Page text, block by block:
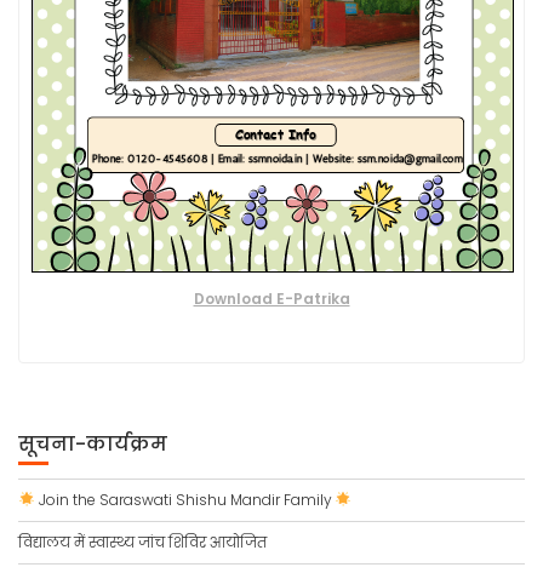
Download E-Patrika
सूचना-कार्यक्रम
Join the Saraswati Shishu Mandir Family
विद्यालय में स्वास्थ्य जांच शिविर आयोजित